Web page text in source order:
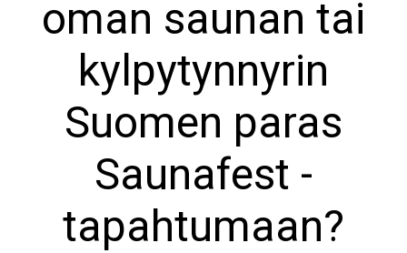
oman saunan tai
kylpytynnyrin
Suomen paras
Saunafest -
tapahtumaan?